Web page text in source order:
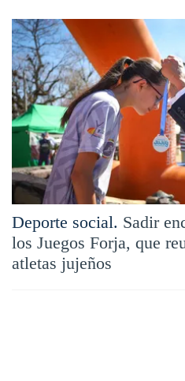
Deporte social. Sadir
los Juegos Forja, que
atletas jujeños